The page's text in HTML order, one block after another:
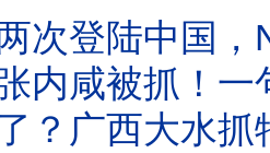
雨横扫中国！上海杭州逃离，四川河北大
岁畜生”惹怒习近平？迪丽热巴容貌
闹出新绰号洗脚盆，大撒币救援外国灾民